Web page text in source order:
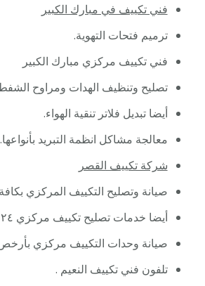
فني تكييف في مبارك الكبير
ترميم فتحات التهوية.
فني تكييف مركزي مبارك الكبير
تصليح وتنظيف الهدات ومراوح
أيضا تبديل فلاتر تنقية الهواء.
معالجة مشاكل انظمة التبريد بأنواعها.
شركة تكييف القصر
صيانة وتصليح التكييف المركزي
أيضا خدمات تصليح تكييف مركزي ٢٤ ساعة.
صيانة وحدات التكييف مركزي
تلفون فني تكييف النعيم .